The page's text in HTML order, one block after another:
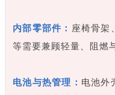
内部零部件： 座椅骨架
等需要兼顾轻量、阻燃
电池与热管理： 电池外